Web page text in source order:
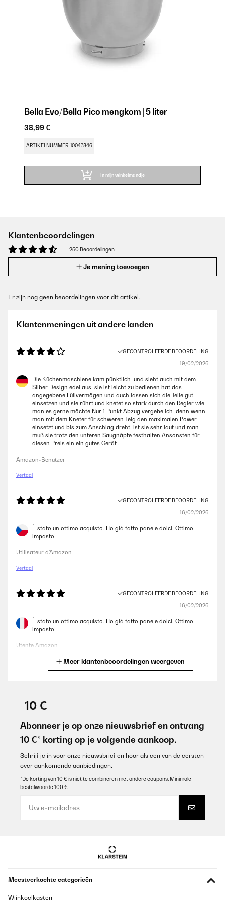
Bella Evo/Bella Pico mengkom | 5 liter
38,99 €
ARTIKELNUMMER: 10047846
In mijn winkelmandje
Klantenbeoordelingen
250 Beoordelingen
Je mening toevoegen
Er zijn nog geen beoordelingen voor dit artikel.
Klantenmeningen uit andere landen
GECONTROLEERDE BEOORDELING
19/02/2026
Die Küchenmaschiene kam pünktlich ,und sieht auch mit dem
Silber Design edel aus, sie ist leicht zu bedienen hat das
angegebene Füllvermögen und auch lassen sich die Teile gut
einsetzen und sie rührt und knetet so stark durch den Regler wie
man es gerne möchte.Nur 1 Punkt Abzug vergebe ich ,denn wenn
man mit dem Kneter für schweren Teig den maximalen Power
einsetzt und bis zum Anschlag dreht, ist sie sehr laut und man
muß sie trotz den unteren Saugnäpfe festhalten.Ansonsten für
diesen Preis ein ein gutes Gerät .
Amazon-Benutzer
Vertaal
GECONTROLEERDE BEOORDELING
16/02/2026
È stato un ottimo acquisto. Ho già fatto pane e dolci. Ottimo
impasto!
Utilisateur d'Amazon
Vertaal
GECONTROLEERDE BEOORDELING
16/02/2026
È stato un ottimo acquisto. Ho già fatto pane e dolci. Ottimo
impasto!
Utente Amazon
den Preis nicht zu toppen
Amazon-Benutzer
Vertaal
GECONTROLEERDE BEOORDELING
Tolles Gerät, einfach zu bedienen und die Standfestigkeit ist
GECONTROLEERDE BEOORDELING
Meer klantenbeoordelingen weergeven
-10 €
Abonneer je op onze nieuwsbrief en ontvang
10 €* korting op je volgende aankoop.
Schrijf je in voor onze nieuwsbrief en hoor als een van de eersten
over aankomende aanbiedingen.
*De korting van 10 € is niet te combineren met andere coupons. Minimale
bestelwaarde 100 €.
Meestverkochte categorieën
Wijnkoelkasten